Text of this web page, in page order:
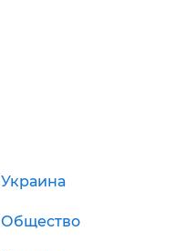
Украина
Общество